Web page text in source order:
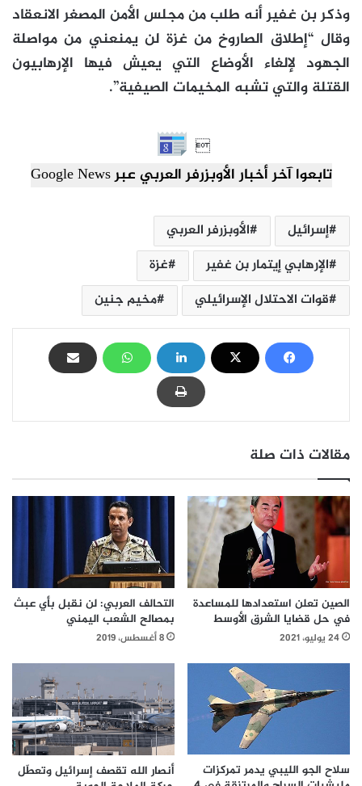
وذكر بن غفير أنه طلب من مجلس الأمن المصغر الانعقاد
وقال “إطلاق الصاروخ من غزة لن يمنعني من مواصلة
الجهود لإلغاء الأوضاع التي يعيش فيها الإرهابيون
القتلة والتي تشبه المخيمات الصيفية”.

تابعوا آخر أخبار الأوبزرفر العربي عبر Google News
إسرائيل
الأوبزرفر العربي
الإرهابي إيتمار بن غفير
غزة
قوات الاحتلال الإسرائيلي
مخيم جنين
مقالات ذات صلة
الصين تعلن استعدادها للمساعدة
في حل قضايا الشرق الأوسط
24 يوليو، 2021
التحالف العربي: لن نقبل بأي عبث
بمصالح الشعب اليمني
8 أغسطس، 2019
سلاح الجو الليبي يدمر تمركزات
أنصار الله تقصف إسرائيل وتعطّل